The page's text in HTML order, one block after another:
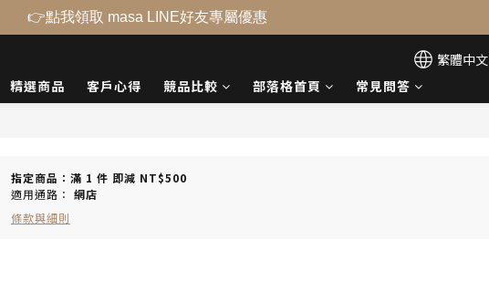
繁體中文
精選商品 客戶心得 競品比較 部落格首頁 常見問答
指定商品：滿 1 件 即減 NT$500
適用通路： 網店
條款與細則
👉點我領取 masa LINE好友專屬優惠